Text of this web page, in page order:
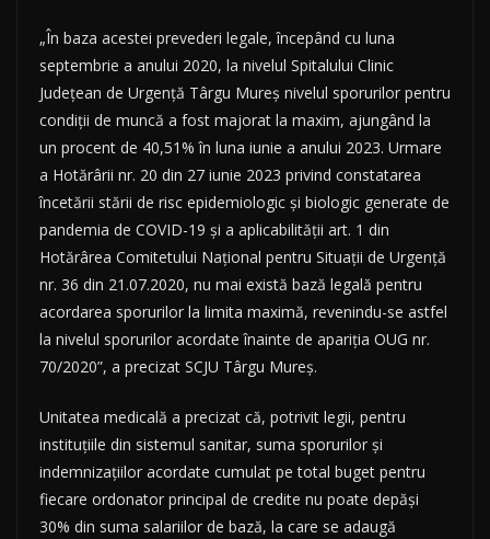
„În baza acestei prevederi legale, începând cu luna
septembrie a anului 2020, la nivelul Spitalului Clinic
Judeţean de Urgenţă Târgu Mureş nivelul sporurilor pentru
condiţii de muncă a fost majorat la maxim, ajungând la
un procent de 40,51% în luna iunie a anului 2023. Urmare
a Hotărârii nr. 20 din 27 iunie 2023 privind constatarea
încetării stării de risc epidemiologic şi biologic generate de
pandemia de COVID-19 şi a aplicabilităţii art. 1 din
Hotărârea Comitetului Naţional pentru Situaţii de Urgenţă
nr. 36 din 21.07.2020, nu mai există bază legală pentru
acordarea sporurilor la limita maximă, revenindu-se astfel
la nivelul sporurilor acordate înainte de apariţia OUG nr.
70/2020”, a precizat SCJU Târgu Mureş.
Unitatea medicală a precizat că, potrivit legii, pentru
instituţiile din sistemul sanitar, suma sporurilor şi
indemnizaţiilor acordate cumulat pe total buget pentru
fiecare ordonator principal de credite nu poate depăşi
30% din suma salariilor de bază, la care se adaugă